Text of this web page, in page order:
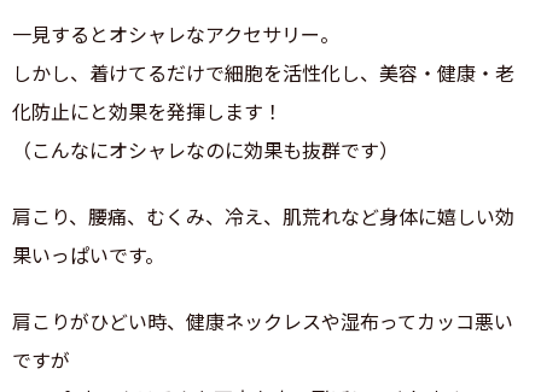
一見するとオシャレなアクセサリー。
しかし、着けてるだけで細胞を活性化し、美容・健康・老
化防止にと効果を発揮します！
（こんなにオシャレなのに効果も抜群です）
肩こり、腰痛、むくみ、冷え、肌荒れなど身体に嬉しい効
果いっぱいです。
肩こりがひどい時、健康ネックレスや湿布ってカッコ悪い
ですが